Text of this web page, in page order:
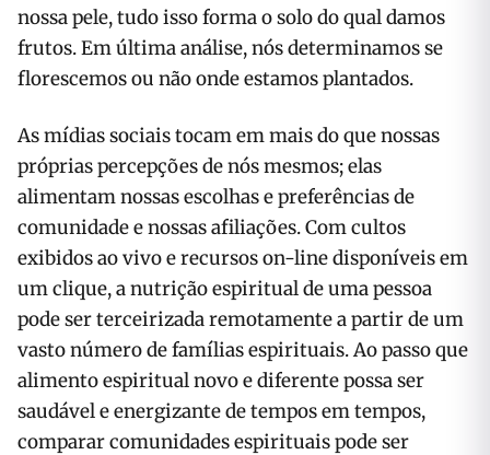
nossa pele, tudo isso forma o solo do qual damos
frutos. Em última análise, nós determinamos se
florescemos ou não onde estamos plantados.
As mídias sociais tocam em mais do que nossas
próprias percepções de nós mesmos; elas
alimentam nossas escolhas e preferências de
comunidade e nossas afiliações. Com cultos
exibidos ao vivo e recursos on-line disponíveis em
um clique, a nutrição espiritual de uma pessoa
pode ser terceirizada remotamente a partir de um
vasto número de famílias espirituais. Ao passo que
alimento espiritual novo e diferente possa ser
saudável e energizante de tempos em tempos,
comparar comunidades espirituais pode ser